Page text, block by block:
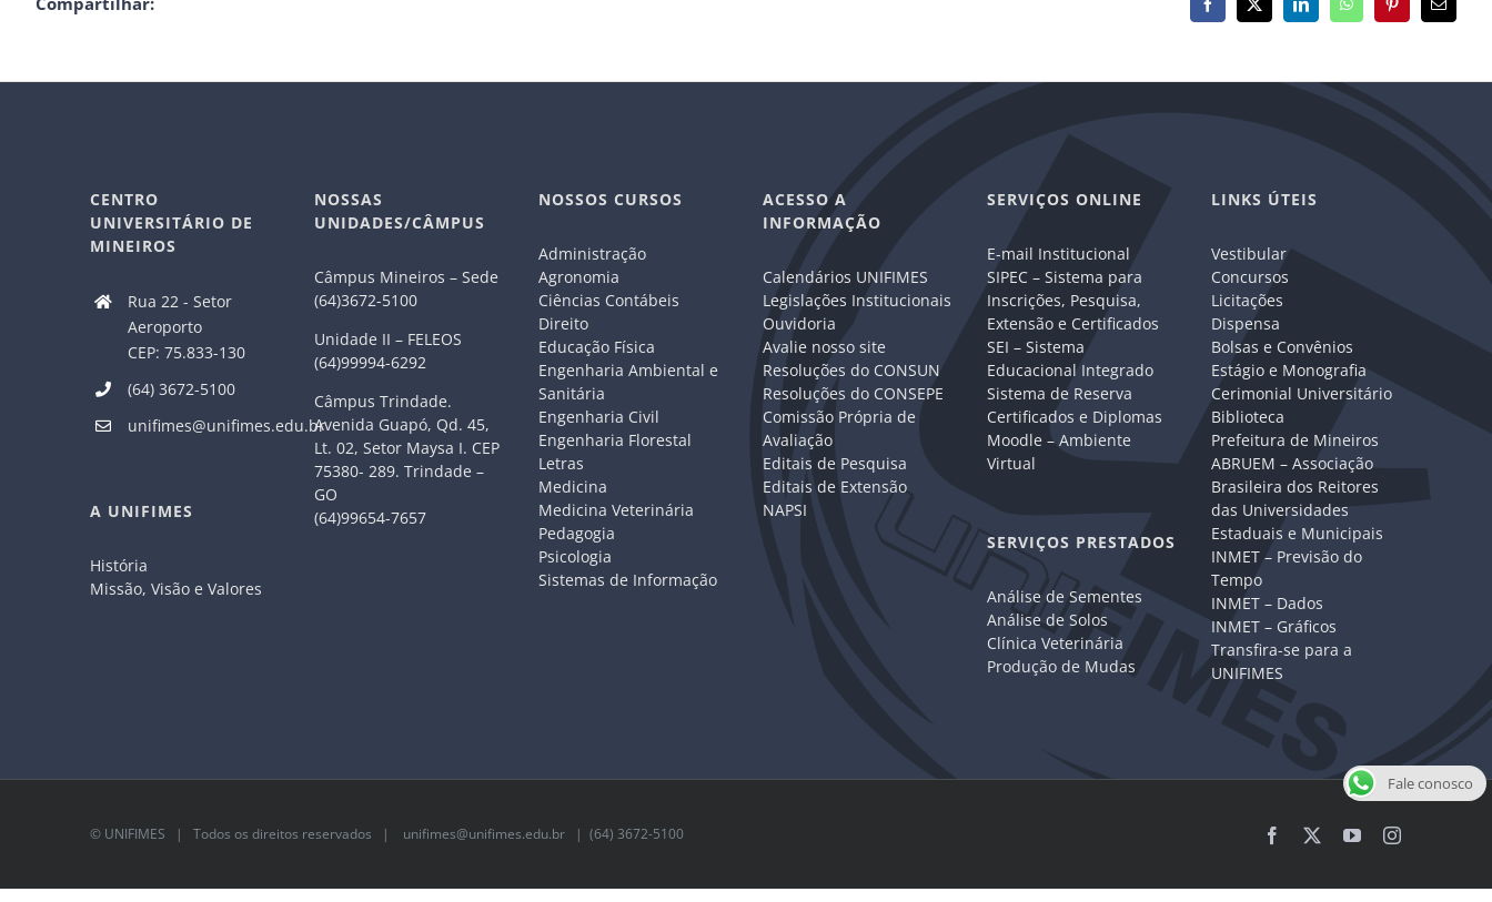
Facebook
X LinkedInWhatsAppPinterest
E-
mail
CENTRO
UNIVERSITÁRIO DE
MINEIROS
Rua 22 - Setor
Aeroporto
CEP: 75.833-130
(64) 3672-5100
unifimes@unifimes.edu.br
A UNIFIMES
História
Missão, Visão e Valores
NOSSAS
UNIDADES/CÂMPUS
Câmpus Mineiros – Sede
(64)3672-5100
Unidade II – FELEOS
(64)99994-6292
Câmpus Trindade.
Avenida Guapó, Qd. 45,
Lt. 02, Setor Maysa I. CEP
75380- 289. Trindade –
GO
(64)99654-7657
NOSSOS CURSOS
Administração
Agronomia
Ciências Contábeis
Direito
Educação Física
Engenharia Ambiental e
Sanitária
Engenharia Civil
Engenharia Florestal
Letras
Medicina
Medicina Veterinária
Pedagogia
Psicologia
Sistemas de Informação
ACESSO A
INFORMAÇÃO
Calendários UNIFIMES
Legislações Institucionais
Ouvidoria
Avalie nosso site
Resoluções do CONSUN
Resoluções do CONSEPE
Comissão Própria de
Avaliação
Editais de Pesquisa
Editais de Extensão
NAPSI
SERVIÇOS ONLINE
E-mail Institucional
SIPEC – Sistema para
Inscrições, Pesquisa,
Extensão e Certificados
SEI – Sistema
Educacional Integrado
Sistema de Reserva
Certificados e Diplomas
Moodle – Ambiente
Virtual
SERVIÇOS PRESTADOS
Análise de Sementes
Análise de Solos
Clínica Veterinária
Produção de Mudas
LINKS ÚTEIS
Vestibular
Concursos
Licitações
Dispensa
Bolsas e Convênios
Estágio e Monografia
Cerimonial Universitário
Biblioteca
Prefeitura de Mineiros
ABRUEM – Associação
Brasileira dos Reitores
das Universidades
Estaduais e Municipais
INMET – Previsão do
Tempo
INMET – Dados
INMET – Gráficos
Transfira-se para a
UNIFIMES
© UNIFIMES | Todos os direitos reservados | unifimes@unifimes.edu.br | (64) 3672-5100 Facebook YouTubeInstagram
Fale conosco